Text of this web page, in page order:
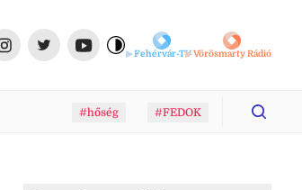
Fehérvár-TVVörösmarty Rádió
#hőség #FEDOK